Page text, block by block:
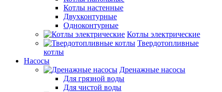
Котлы настенные
Двухконтурные
Одноконтурные
Котлы электрические
Твердотопливные
котлы
Насосы
Дренажные насосы
Для грязной воды
Для чистой воды